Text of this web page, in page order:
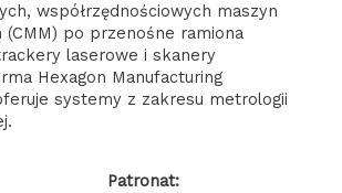
współrzędnościowych maszyn
(CMM) po przenośne ramiona
laserowe i skanery
Hexagon Manufacturing
systemy z zakresu metrologii
Patronat: